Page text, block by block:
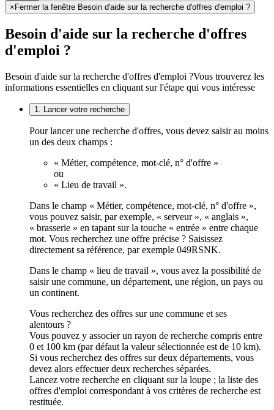
× Fermer la fenêtre Besoin d'aide sur la recherche d'offres d'emploi ?
Besoin d'aide sur la recherche d'offres
d'emploi ?
Besoin d'aide sur la recherche d'offres d'emploi ?Vous trouverez les
informations essentielles en cliquant sur l'étape qui vous intéresse
1. Lancer votre recherche
Pour lancer une recherche d'offres, vous devez saisir au moins
un des deux champs :
« Métier, compétence, mot-clé, n° d'offre »
ou
« Lieu de travail ».
Dans le champ « Métier, compétence, mot-clé, n° d'offre »,
vous pouvez saisir, par exemple, « serveur », « anglais »,
« brasserie » en tapant sur la touche « entrée » entre chaque
mot. Vous recherchez une offre précise ? Saisissez
directement sa référence, par exemple 049RSNK.
Dans le champ « lieu de travail », vous avez la possibilité de
saisir une commune, un département, une région, un pays ou
un continent.
Vous recherchez des offres sur une commune et ses
alentours ?
Vous pouvez y associer un rayon de recherche compris entre
0 et 100 km (par défaut la valeur sélectionnée est de 10 km).
Si vous recherchez des offres sur deux départements, vous
devez alors effectuer deux recherches séparées.
Lancez votre recherche en cliquant sur la loupe ; la liste des
offres d'emploi correspondant à vos critères de recherche est
restituée.